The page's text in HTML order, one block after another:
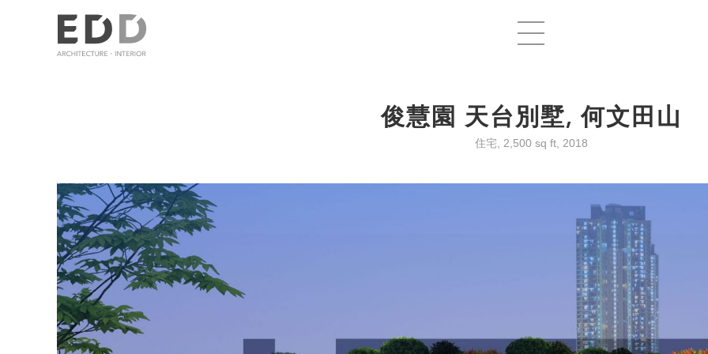
俊慧園 天台別墅, 何文田山
住宅, 2,500 sq ft, 2018